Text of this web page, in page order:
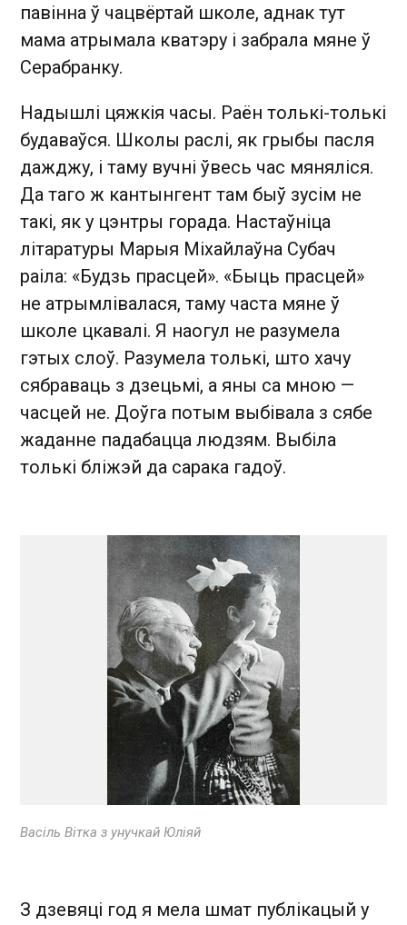
павінна ў чацвёртай школе, аднак тут
мама атрымала кватэру і забрала мяне ў
Серабранку.
Надышлі цяжкія часы. Раён толькі-толькі
будаваўся. Школы раслі, як грыбы пасля
дажджу, і таму вучні ўвесь час мяняліся.
Да таго ж кантынгент там быў зусім не
такі, як у цэнтры горада. Настаўніца
літаратуры Марыя Міхайлаўна Субач
раіла: «Будзь прасцей». «Быць прасцей»
не атрымлівалася, таму часта мяне ў
школе цкавалі. Я наогул не разумела
гэтых слоў. Разумела толькі, што хачу
сябраваць з дзецьмі, а яны са мною —
часцей не. Доўга потым выбівала з сябе
жаданне падабацца людзям. Выбіла
толькі бліжэй да сарака гадоў.
Васіль Вітка з унучкай Юліяй
З дзевяці год я мела шмат публікацый у